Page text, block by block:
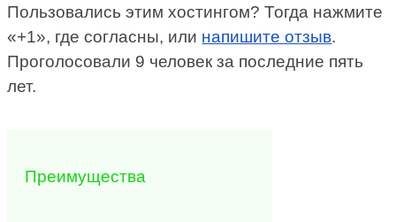
Пользовались этим хостингом? Тогда нажмите
«+1», где согласны, или напишите отзыв.
Проголосовали 9 человек за последние пять
лет.
Преимущества